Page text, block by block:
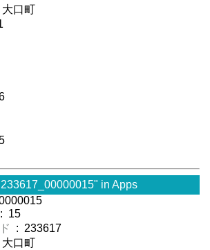
口町
in Apps
: 15
: 233617
口町